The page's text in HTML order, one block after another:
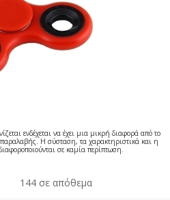
ενδέχεται να έχει μια μικρή διαφορά από το
παραλαβής. Η σύσταση, τα χαρακτηριστικά και η
σε καμία περίπτωση.
144 σε απόθεμα